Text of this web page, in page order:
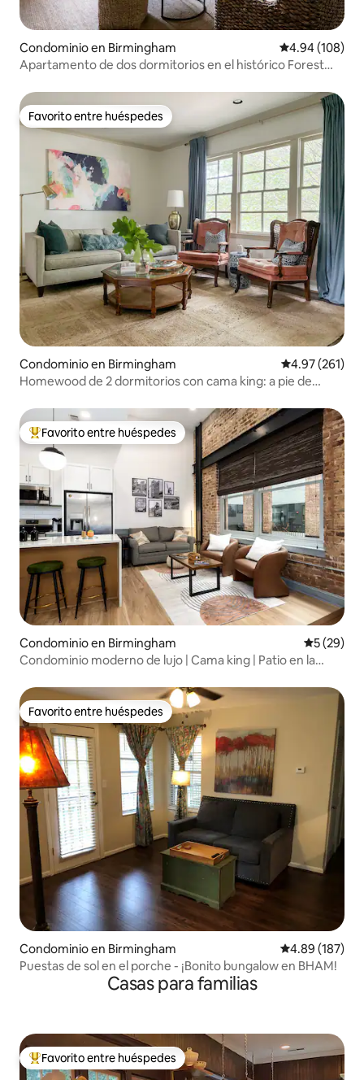
Condominio en Birmingham Calificación
4.94 (108)
Apartamento de dos dormitorios en el histórico Forest
Favorito entre huéspedes
Favorito entre huéspedes
Condominio en Birmingham Calificación
4.97 (261)
Homewood de 2 dormitorios con cama king: a pie de
De los mejores en Favorito entre huéspedes
Favorito entre huéspedes
Condominio en Birmingham
5 (29)
Condominio moderno de lujo | Cama king | Patio en la
Favorito entre huéspedes
Favorito entre huéspedes
Condominio en Birmingham Calificación
4.89 (187)
Puestas de sol en el porche - ¡Bonito bungalow en BHAM!
Casas para familias
De los mejores en Favorito entre huéspedes
Favorito entre huéspedes